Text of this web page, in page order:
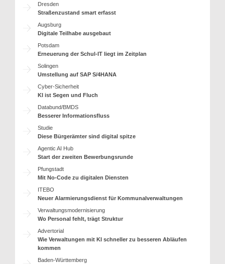
Dresden
Straßenzustand smart erfasst
Augsburg
Digitale Teilhabe ausgebaut
Potsdam
Erneuerung der Schul-IT liegt im Zeitplan
Solingen
Umstellung auf SAP S/4HANA
Cyber-Sicherheit
KI ist Segen und Fluch
Databund/BMDS
Besserer Informationsfluss
Studie
Diese Bürgerämter sind digital spitze
Agentic AI Hub
Start der zweiten Bewerbungsrunde
Pfungstadt
Mit No-Code zu digitalen Diensten
ITEBO
Neuer Alarmierungsdienst für Kommunalverwaltungen
Verwaltungsmodernisierung
Wo Personal fehlt, trägt Struktur
Advertorial
Wie Verwaltungen mit KI schneller zu besseren Abläufen
kommen
Baden-Württemberg